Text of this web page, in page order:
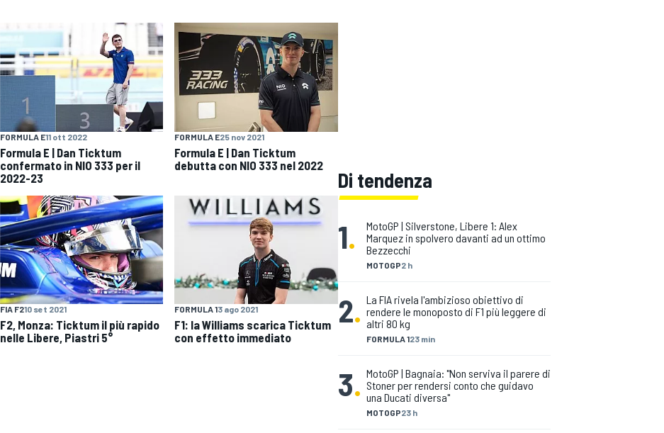
FORMULA E11 ott 2022
Formula E | Dan Ticktum
confermato in NIO 333 per il
2022-23
FORMULA E25 nov 2021
Formula E | Dan Ticktum
debutta con NIO 333 nel 2022
FIA F210 set 2021
F2, Monza: Ticktum il più rapido
nelle Libere, Piastri 5°
FORMULA 13 ago 2021
F1: la Williams scarica Ticktum
con effetto immediato
Di tendenza
1.
MOTOGP2 h
MotoGP | Silverstone, Libere 1: Alex
Marquez in spolvero davanti ad un ottimo
Bezzecchi
2.
FORMULA 123 min
La FIA rivela l'ambizioso obiettivo di
rendere le monoposto di F1 più leggere di
altri 80 kg
3.
MOTOGP23 h
MotoGP | Bagnaia: "Non serviva il parere di
Stoner per rendersi conto che guidavo
una Ducati diversa"